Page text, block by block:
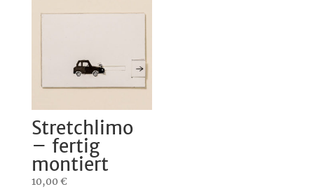
Stretchlimo
– fertig
montiert
10,00 €